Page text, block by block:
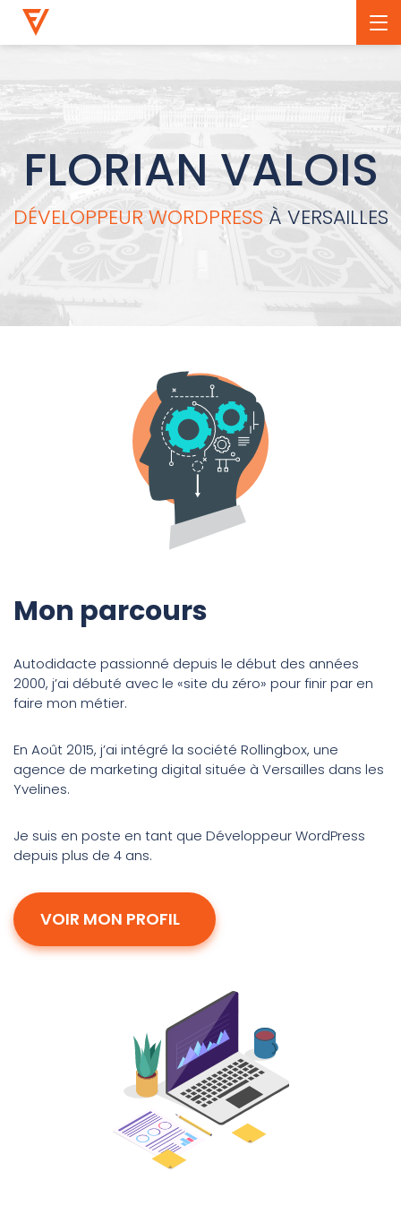
FLORIAN VALOIS
DÉVELOPPEUR WORDPRESS À VERSAILLES
Mon parcours
Autodidacte passionné depuis le début des années
2000, j’ai débuté avec le «site du zéro» pour finir par en
faire mon métier.
En Août 2015, j’ai intégré la société Rollingbox, une
agence de marketing digital située à Versailles dans les
Yvelines.
Je suis en poste en tant que Développeur WordPress
depuis plus de 4 ans.
VOIR MON PROFIL